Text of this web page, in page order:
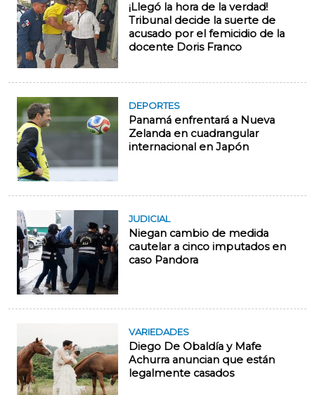
¡Llegó la hora de la verdad!
Tribunal decide la suerte de
acusado por el femicidio de la
docente Doris Franco
DEPORTES
Panamá enfrentará a Nueva
Zelanda en cuadrangular
internacional en Japón
JUDICIAL
Niegan cambio de medida
cautelar a cinco imputados en
caso Pandora
VARIEDADES
Diego De Obaldía y Mafe
Achurra anuncian que están
legalmente casados